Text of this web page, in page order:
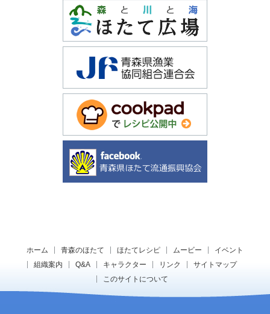
ホーム 青森のほたて ほたてレシピ ムービー
イベント
組織案内
Q&A キャラクター リンク
サイトマップ
このサイトについて